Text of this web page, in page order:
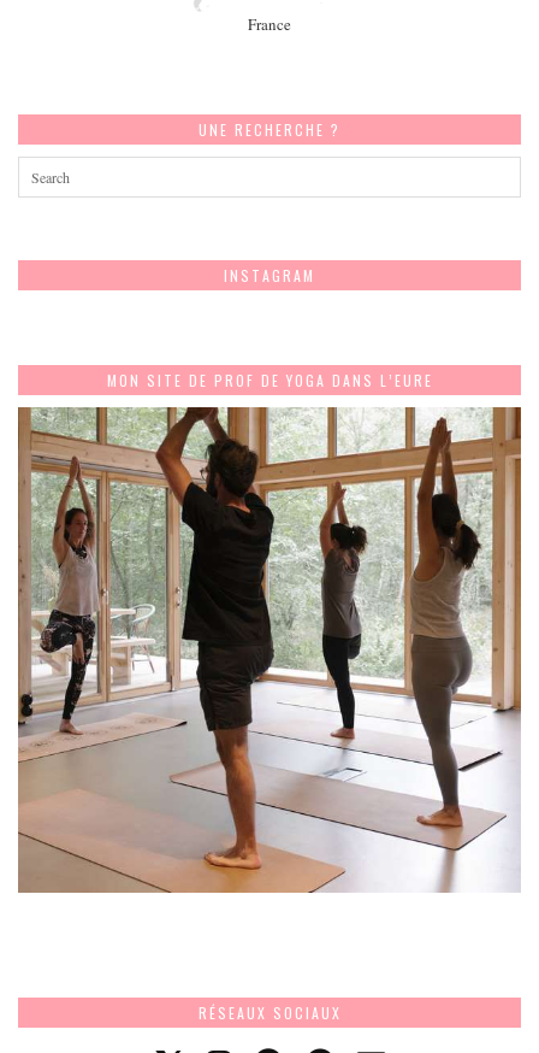
France
UNE RECHERCHE ?
INSTAGRAM
MON SITE DE PROF DE YOGA DANS L’EURE
RÉSEAUX SOCIAUX